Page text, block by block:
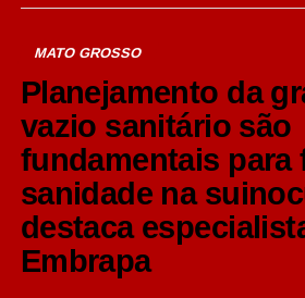
MATO GROSSO
Planejamento da
vazio sanitário são
fundamentais para
sanidade na
destaca
Embrapa